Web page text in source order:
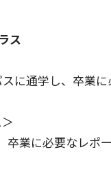
ス
に通学し、卒業
業に必要なレポ